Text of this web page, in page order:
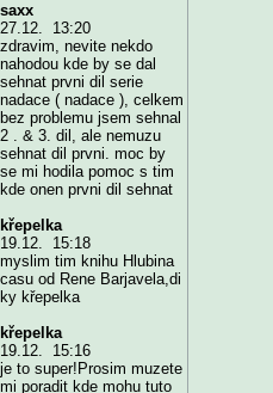
saxx
27.12. 13:20
zdravim, nevite nekdo
nahodou kde by se dal
sehnat prvni dil serie
nadace ( nadace ), celkem
bez problemu jsem sehnal
2 . & 3. dil, ale nemuzu
sehnat dil prvni. moc by
se mi hodila pomoc s tim
kde onen prvni dil sehnat
křepelka
19.12. 15:18
myslim tim knihu Hlubina
casu od Rene Barjavela,di
ky křepelka
křepelka
19.12. 15:16
je to super!Prosim muzete
mi poradit kde mohu tuto